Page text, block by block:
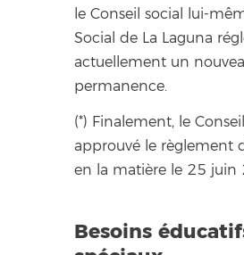
le Conseil social lui-
Social de La Laguna
actuellement un
permanence.
(*) Finalement, le
approuvé le règlement
en la matière le 25 juin
Besoins